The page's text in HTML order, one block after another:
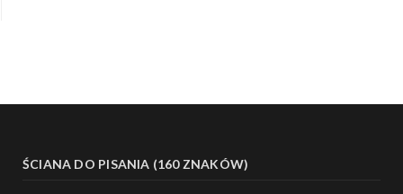
ŚCIANA DO PISANIA (160 ZNAKÓW)